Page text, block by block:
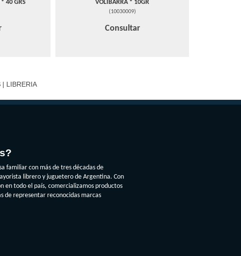
40 GRS VOLIBARRA * 10GR
(10030009)
Consultar
| LIBRERIA
familiar con más de tres décadas de
librero y juguetero de Argentina. Con
en todo el país, comercializamos productos
de representar reconocidas marcas